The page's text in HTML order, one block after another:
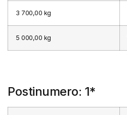
3 700,00 kg
5 000,00 kg
Postinumero: 1*